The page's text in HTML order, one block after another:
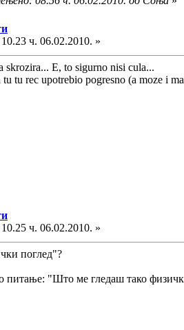
10.23 ч. 06.02.2010. »
skrozira... E, to sigurno nisi cula...
tu rec upotrebio pogresno (a moze i
10.25 ч. 06.02.2010. »
поглед"?
питање: "Што ме гледаш тако